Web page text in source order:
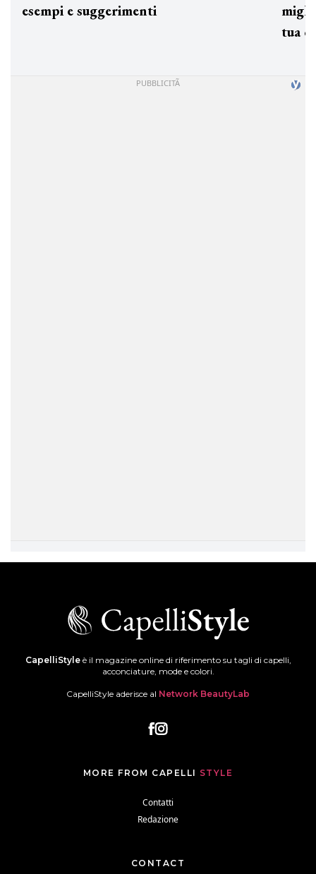
esempi e suggerimenti
tua
CapelliStyleè il magazine online di riferimento su tagli di capelli,
acconciature, mode e colori.
CapelliStyle aderisce al Network BeautyLab
MORE FROM CAPELLI STYLE
Contatti
Redazione
CONTACT